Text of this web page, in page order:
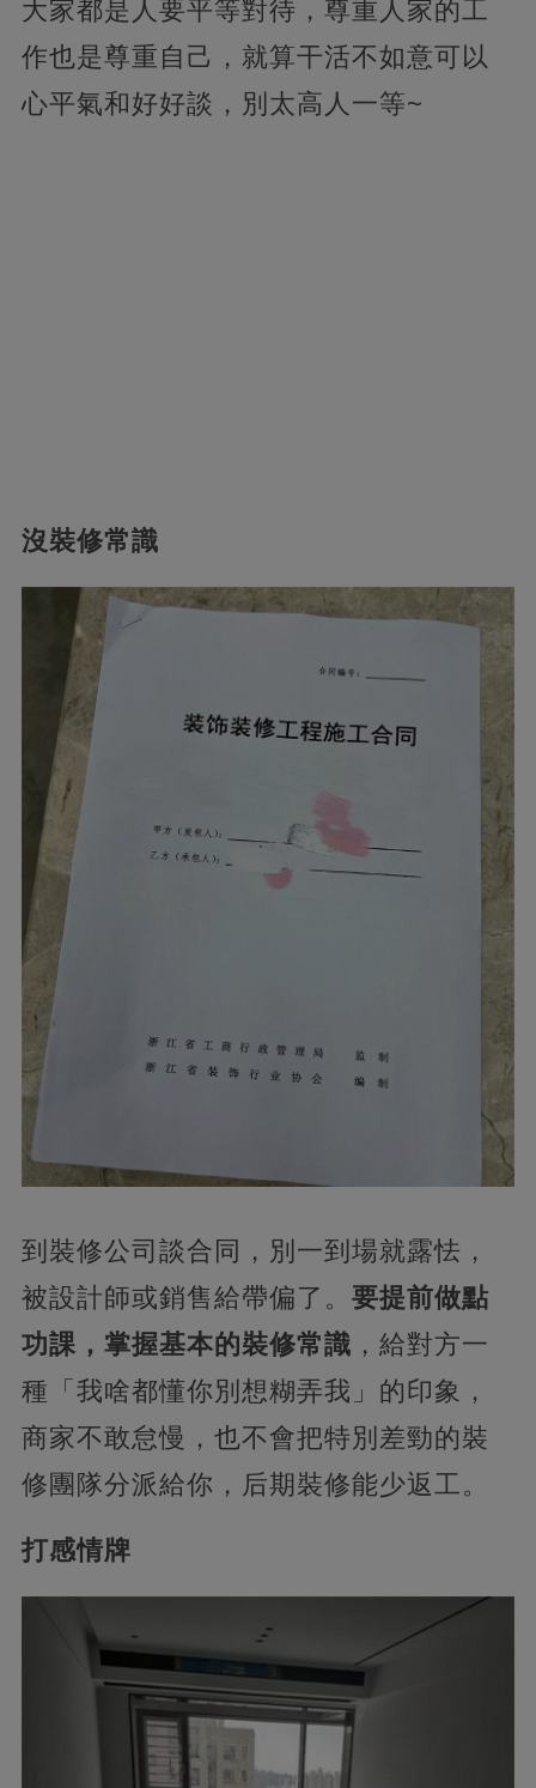
大家都是人要平等對待，尊重人家的工
作也是尊重自己，就算干活不如意可以
心平氣和好好談，別太高人一等~
沒裝修常識
到裝修公司談合同，別一到場就露怯，
被設計師或銷售給帶偏了。 要提前做點
功課，掌握基本的裝修常識 ，給對方一
種「我啥都懂你別想糊弄我」的印象，
商家不敢怠慢，也不會把特別差勁的裝
修團隊分派給你，后期裝修能少返工。
打感情牌